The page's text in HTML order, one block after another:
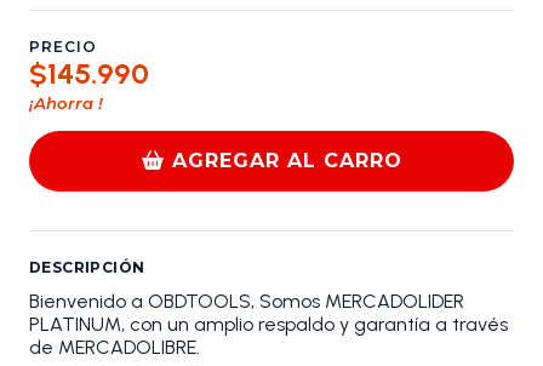
PRECIO
$145.990
¡Ahorra !
AGREGAR AL CARRO
DESCRIPCIÓN
Bienvenido a OBDTOOLS, Somos MERCADOLIDER
PLATINUM, con un amplio respaldo y garantía a través
de MERCADOLIBRE.